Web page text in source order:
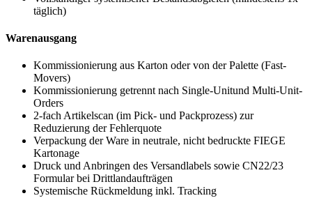
täglich)
Warenausgang
Kommissionierung aus Karton oder von der Palette (Fast-
Movers)
Kommissionierung getrennt nach Single-Unitund Multi-Unit-
Orders
2-fach Artikelscan (im Pick- und Packprozess) zur
Reduzierung der Fehlerquote
Verpackung der Ware in neutrale, nicht bedruckte FIEGE
Kartonage
Druck und Anbringen des Versandlabels sowie CN22/23
Formular bei Drittlandaufträgen
Systemische Rückmeldung inkl. Tracking